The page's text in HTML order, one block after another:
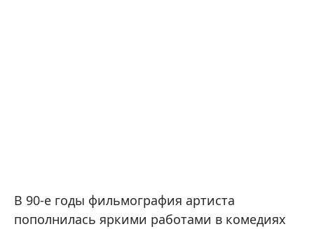
В 90-е годы фильмография артиста
пополнилась яркими работами в комедиях